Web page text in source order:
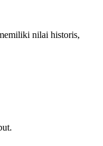
nilai historis,